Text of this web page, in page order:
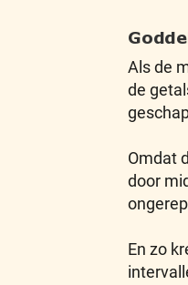
Als de
de
Omdat
door
En zo